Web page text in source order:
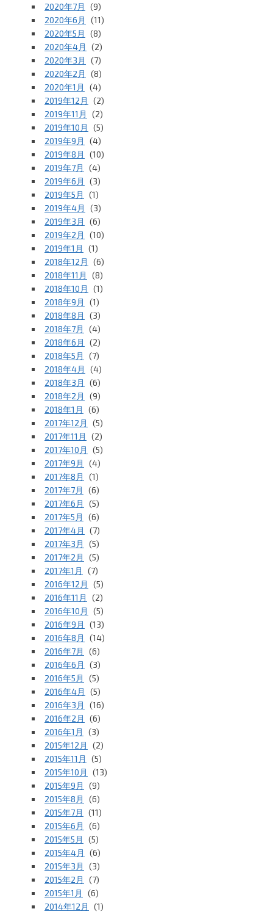
2020年7月
(9)
2020年6月
(11)
2020年5月
(8)
2020年4月
(2)
2020年3月
(7)
2020年2月
(8)
2020年1月
(4)
2019年12月
(2)
2019年11月
(2)
2019年10月
(5)
2019年9月
(4)
2019年8月
(10)
2019年7月
(4)
2019年6月
(3)
2019年5月
(1)
2019年4月
(3)
2019年3月
(6)
2019年2月
(10)
2019年1月
(1)
2018年12月
(6)
2018年11月
(8)
2018年10月
(1)
2018年9月
(1)
2018年8月
(3)
2018年7月
(4)
2018年6月
(2)
2018年5月
(7)
2018年4月
(4)
2018年3月
(6)
2018年2月
(9)
2018年1月
(6)
2017年12月
(5)
2017年11月
(2)
2017年10月
(5)
2017年9月
(4)
2017年8月
(1)
2017年7月
(6)
2017年6月
(5)
2017年5月
(6)
2017年4月
(7)
2017年3月
(5)
2017年2月
(5)
2017年1月
(7)
2016年12月
(5)
2016年11月
(2)
2016年10月
(5)
2016年9月
(13)
2016年8月
(14)
2016年7月
(6)
2016年6月
(3)
2016年5月
(5)
2016年4月
(5)
2016年3月
(16)
2016年2月
(6)
2016年1月
(3)
2015年12月
(2)
2015年11月
(5)
2015年10月
(13)
2015年9月
(9)
2015年8月
(6)
2015年7月
(11)
2015年6月
(6)
2015年5月
(5)
2015年4月
(6)
2015年3月
(3)
2015年2月
(7)
2015年1月
(6)
2014年12月
(1)